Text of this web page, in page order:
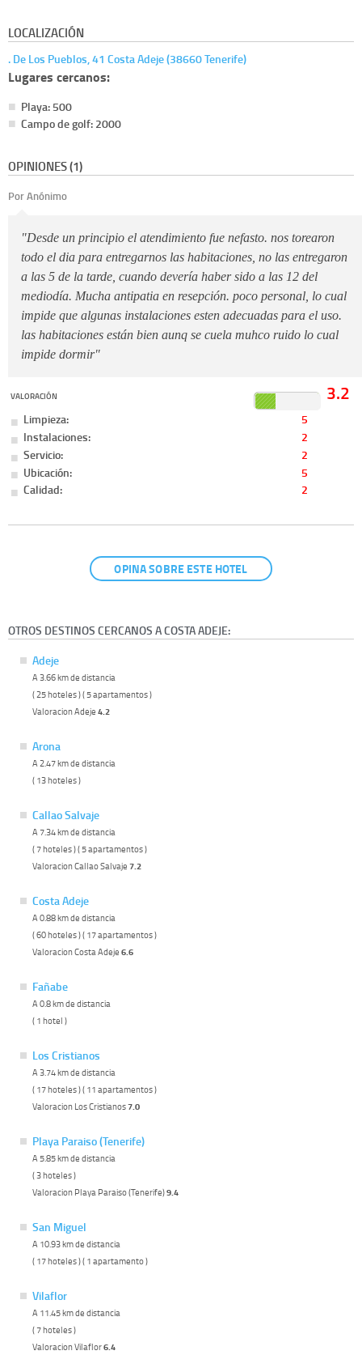
LOCALIZACIÓN
. De Los Pueblos, 41 Costa Adeje (38660 Tenerife)
Lugares cercanos:
Playa: 500
Campo de golf: 2000
OPINIONES (1)
Por Anónimo
"Desde un principio el atendimiento fue nefasto. nos torearon
todo el dia para entregarnos las habitaciones, no las entregaron
a las 5 de la tarde, cuando devería haber sido a las 12 del
mediodía. Mucha antipatia en resepción. poco personal, lo cual
impide que algunas instalaciones esten adecuadas para el uso.
las habitaciones están bien aunq se cuela muhco ruido lo cual
impide dormir"
VALORACIÓN 3.2
Limpieza:
5
Instalaciones:
2
Servicio:
2
Ubicación:
5
Calidad:
2
OPINA SOBRE ESTE HOTEL
OTROS DESTINOS CERCANOS A COSTA ADEJE:
Adeje
A 3.66 km de distancia
( 25 hoteles ) ( 5 apartamentos )
Valoracion Adeje 4.2
Arona
A 2.47 km de distancia
( 13 hoteles )
Callao Salvaje
A 7.34 km de distancia
( 7 hoteles ) ( 5 apartamentos )
Valoracion Callao Salvaje 7.2
Costa Adeje
A 0.88 km de distancia
( 60 hoteles ) ( 17 apartamentos )
Valoracion Costa Adeje 6.6
Fañabe
A 0.8 km de distancia
( 1 hotel )
Los Cristianos
A 3.74 km de distancia
( 17 hoteles ) ( 11 apartamentos )
Valoracion Los Cristianos7.0
Playa Paraiso (Tenerife)
A 5.85 km de distancia
( 3 hoteles )
Valoracion Playa Paraiso (Tenerife)9.4
San Miguel
A 10.93 km de distancia
( 17 hoteles ) ( 1 apartamento )
Vilaflor
A 11.45 km de distancia
( 7 hoteles )
Valoracion Vilaflor6.4